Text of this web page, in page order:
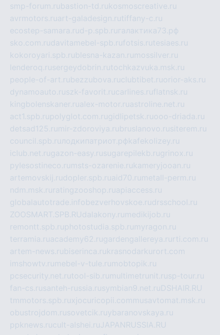
smp-forum.rubastion-td.rukosmoscreative.ru
avrmotors.ruart-galadesign.rutiffany-c.ru
ecostep-samara.rud-p.spb.ru галактика73.рф
sko.com.rudavitamebel-spb.rufotsis.rutesiaes.ru
kokoroyari.spb.rublesna-kazan.ru mossilver.ru
lenderoq.rusergeydobrin.rutochkazvuka.msk.ru
people-of-art.rubezzubova.ruclubtibet.ruorior-aks.ru
dynamoauto.ruszk-favorit.rucarlines.ruflatnsk.ru
kingbolenskaner.rualex-motor.ruastroline.net.ru
act1.spb.rupolyglot.com.rugidlipetsk.ruooo-driada.ru
detsad125.ru mir-zdoroviya.rubruslanovo.rusiterem.ru
council.spb.ruлодкипатриот.рфkafekolizey.ru
iclub.net.rugazon-easy.rusugarepilekb.rugrinox.ru
pylesostineco.ru msts-ozarenie.rukameryjooan.ru
artemovskij.rudopler.spb.ruaid70.ru metall-perm.ru
ndm.msk.ru ratingzooshop.ruapiaccess.ru
globalautotrade.info bezverhovskoe.rudrsschool.ru
ZOOSMART.SPB.RUdalakony.ru medikijob.ru
remontt.spb.ruphotostudia.spb.ru myragon.ru
terramia.ruacademy62.rugardengallereya.ru rti.com.ru
artem-news.rubiserinca.rukrasnodarkurort.com
imshowtv.ru mebel-v-tule.ru mobtopik.ru
pcsecurity.net.rutool-sib.ru multimetrunit.rusp-tour.ru
fan-cs.rusanteh-russia.rusymbian9.net.ruDSHAIR.RU
tmmotors.spb.ruxjocuricopii.com musavtomat.msk.ru
obustrojdom.rusovetcik.ruybaranovskaya.ru
ppknews.rucult-alshei.ruJAPANRUSSIA.RU